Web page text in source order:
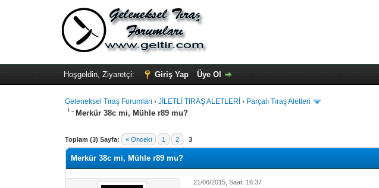
Hoşgeldin, Ziyaretçi: Giriş Yap Üye Ol
Geleneksel Tıraş Forumları ›JİLETLİ TIRAŞ ALETLERİ › Parçalı Tıraş Aletleri
Merkür 38c mi, Mühle r89 mu?
Toplam (3) Sayfa: « Önceki 1 2 3
Merkür 38c mi, Mühle r89 mu?
21/06/2015, Saat: 16:37